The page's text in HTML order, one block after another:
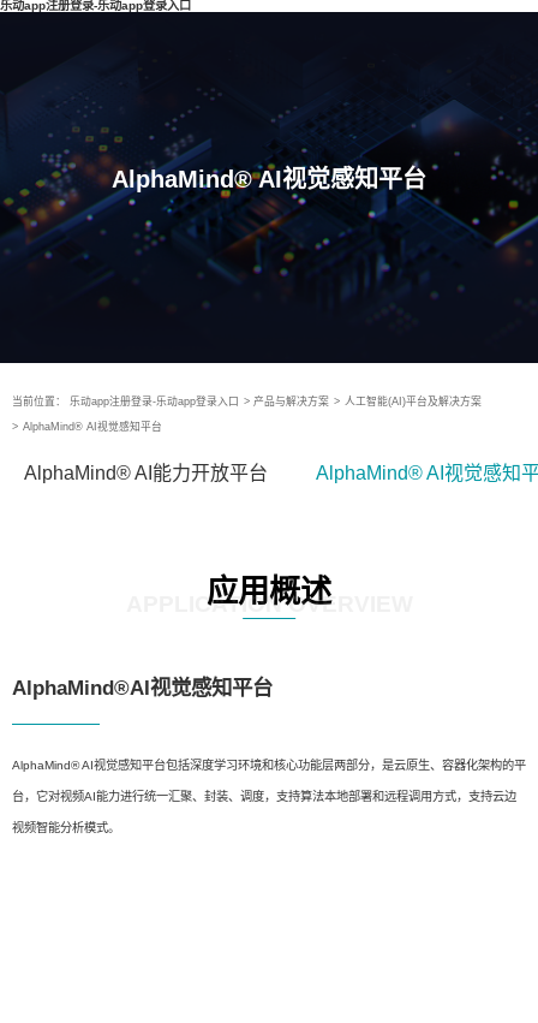
乐动app注册登录-乐动app登录入口
AlphaMind® AI视觉感知平台
当前位置： 乐动app注册登录-乐动app登录入口 > 产品与解决方案 > 人工智能(AI)平台及解决方案
> AlphaMind® AI视觉感知平台
AlphaMind® AI能力开放平台 AlphaMind® AI视觉感知
应用概述
APPLICATION OVERVIEW
AlphaMind®AI视觉感知平台
AlphaMind® AI视觉感知平台包括深度学习环境和核心功能层两部分，是云原生、容器化架构的平
台，它对视频AI能力进行统一汇聚、封装、调度，支持算法本地部署和远程调用方式，支持云边
视频智能分析模式。